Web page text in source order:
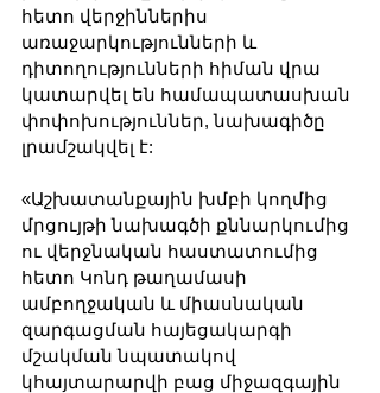
հետո վերջիններիս
առաջարկությունների և
դիտողությունների հիման վրա
կատարվել են համապատասխան
փոփոխություններ, նախագիծը
լրամշակվել է:
«Աշխատանքային խմբի կողմից
մրցույթի նախագծի քննարկումից
ու վերջնական հաստատումից
հետո Կոնդ թաղամասի
ամբողջական և միասնական
զարգացման հայեցակարգի
մշակման նպատակով
կհայտարարվի բաց միջազգային